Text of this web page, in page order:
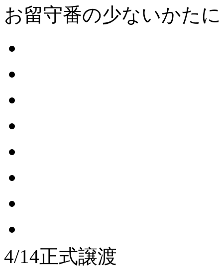
お留守番の少ないかたに
4/14正式譲渡